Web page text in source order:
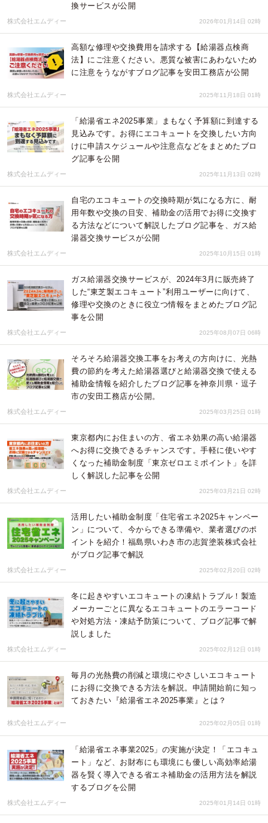
換サービスが公開
株式会社エムディー 2026年01月14日 02時
高額な修理や交換費用を請求する【給湯器点検商
法】にご注意ください。悪質な被害にあわないため
に注意をうながすブログ記事を安田工務店が公開
株式会社エムディー 2025年11月18日 01時
「給湯省エネ2025事業」まもなく予算額に到達する
見込みです。お得にエコキュートを交換したい方向
けに申請スケジュールや注意点などをまとめたブロ
グ記事を公開
株式会社エムディー 2025年11月13日 02時
自宅のエコキュートの交換時期が気になる方に、耐
用年数や交換の目安、補助金の活用でお得に交換す
る方法などについて解説したブログ記事を、ガス給
湯器交換サービスが公開
株式会社エムディー 2025年10月15日 01時
ガス給湯器交換サービスが、2024年3月に販売終了
した“東芝製エコキュート”利用ユーザーに向けて、
修理や交換のときに役立つ情報をまとめたブログ記
事を公開
株式会社エムディー 2025年08月07日 06時
そろそろ給湯器交換工事をお考えの方向けに、光熱
費の節約を考えた給湯器選びと給湯器交換で使える
補助金情報を紹介したブログ記事を神奈川県・逗子
市の安田工務店が公開。
株式会社エムディー 2025年03月25日 01時
東京都内にお住まいの方、省エネ効果の高い給湯器
へお得に交換できるチャンスです。手軽に使いやす
くなった補助金制度「東京ゼロエミポイント」を詳
しく解説した記事を公開
株式会社エムディー 2025年03月21日 02時
活用したい補助金制度「住宅省エネ2025キャンペー
ン」について、今からできる準備や、業者選びのポ
イントを紹介！福島県いわき市の志賀塗装株式会社
がブログ記事で解説
株式会社エムディー 2025年02月20日 02時
冬に起きやすいエコキュートの凍結トラブル！製造
メーカーごとに異なるエコキュートのエラーコード
や対処方法・凍結予防策について、ブログ記事で解
説しました
株式会社エムディー 2025年02月12日 01時
毎月の光熱費の削減と環境にやさしいエコキュート
にお得に交換できる方法を解説。申請開始前に知っ
ておきたい『給湯省エネ2025事業』とは？
株式会社エムディー 2025年02月05日 01時
「給湯省エネ事業2025」の実施が決定！「エコキュ
ート」など、お財布にも環境にも優しい高効率給湯
器を賢く導入できる省エネ補助金の活用方法を解説
するブログを公開
株式会社エムディー 2025年01月14日 01時